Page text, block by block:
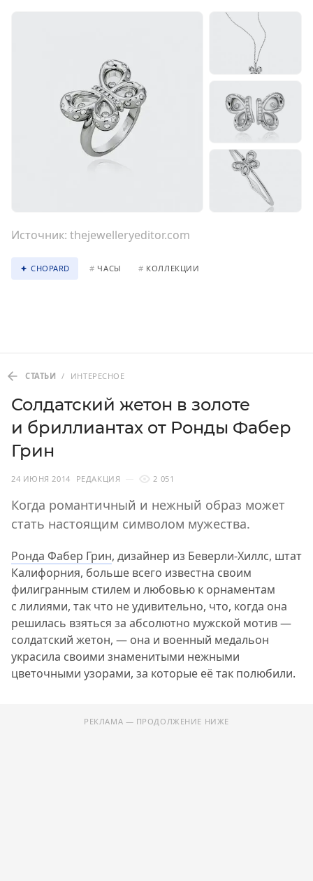
Источник: thejewelleryeditor.com
CHOPARD # ЧАСЫ # КОЛЛЕКЦИИ
СТАТЬИ / ИНТЕРЕСНОЕ
Солдатский жетон в золоте
и бриллиантах от Ронды Фабер
Грин
24 ИЮНЯ 2014 РЕДАКЦИЯ 2 051
Когда романтичный и нежный образ может
стать настоящим символом мужества.
Ронда Фабер Грин, дизайнер из Беверли-Хиллс, штат
Калифорния, больше всего известна своим
филигранным стилем и любовью к орнаментам
с лилиями, так что не удивительно, что, когда она
решилась взяться за абсолютно мужской мотив —
солдатский жетон, — она и военный медальон
украсила своими знаменитыми нежными
цветочными узорами, за которые её так полюбили.
РЕКЛАМА — ПРОДОЛЖЕНИЕ НИЖЕ